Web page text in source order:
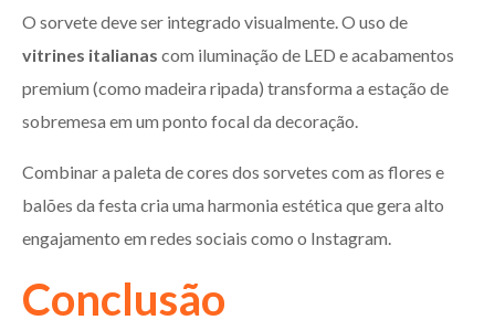
O sorvete deve ser integrado visualmente. O uso de
vitrines italianas com iluminação de LED e acabamentos
premium (como madeira ripada) transforma a estação de
sobremesa em um ponto focal da decoração.
Combinar a paleta de cores dos sorvetes com as flores e
balões da festa cria uma harmonia estética que gera alto
engajamento em redes sociais como o Instagram.
Conclusão